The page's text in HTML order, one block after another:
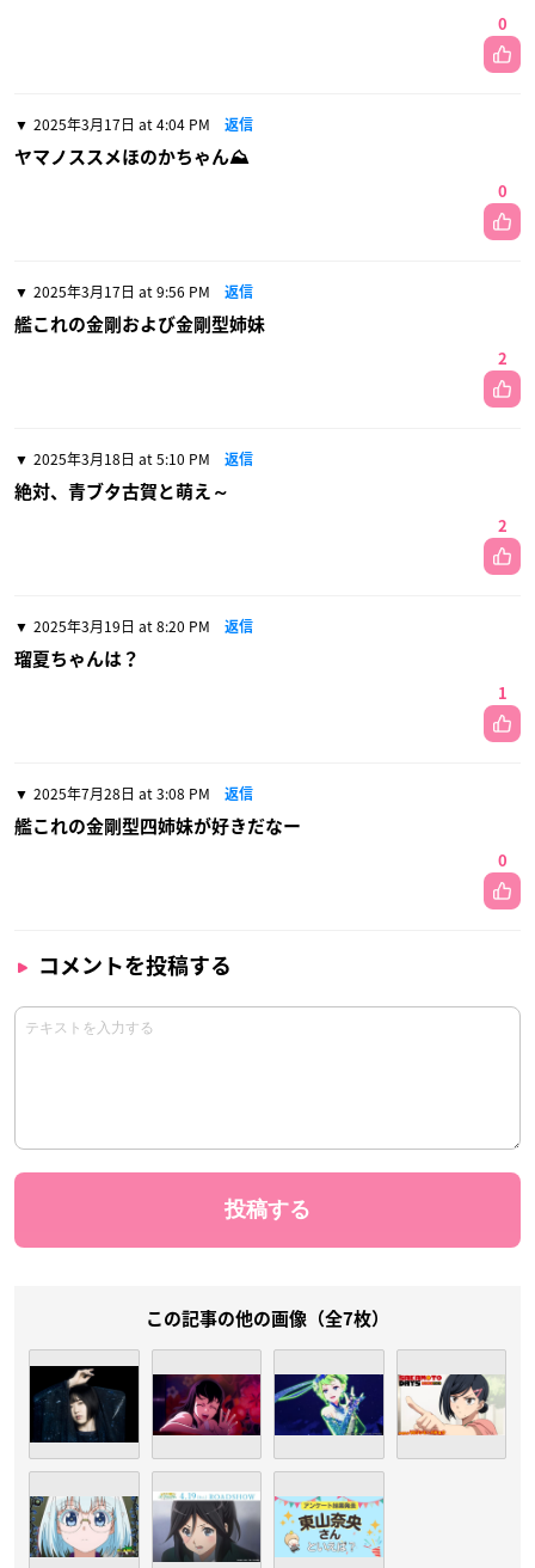
0
2025年3月17日 at 4:04 PM 返信
ヤマノススメほのかちゃん⛰️
0
2025年3月17日 at 9:56 PM 返信
艦これの金剛および金剛型姉妹
2
2025年3月18日 at 5:10 PM 返信
絶対、青ブタ古賀と萌え～
2
2025年3月19日 at 8:20 PM 返信
瑠夏ちゃんは？
1
2025年7月28日 at 3:08 PM 返信
艦これの金剛型四姉妹が好きだなー
0
コメントを投稿する
この記事の他の画像（全7枚）